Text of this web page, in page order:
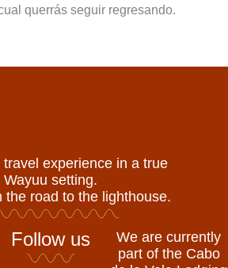
querrás seguir regresando.
travel experience in a true
Wayuu setting.
the road to the lighthouse.
Follow us
We are currently
part of the Cabo